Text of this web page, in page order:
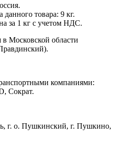
товара: 9 кг.
за 1 кг с учетом НДС.
Московской области
компаниями:
Сократ.
г. о. Пушкинский, г. Пушкино,